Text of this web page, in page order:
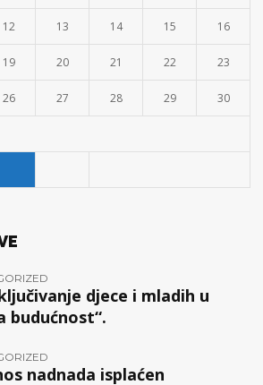
12 13 14 15 16
19 20 21 22 23
26 27 28 29 30
djece i mladih u
nadnada isplaćen